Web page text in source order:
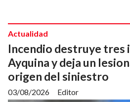
Incendio destruye tres
Ayquina y deja un
origen del siniestro
Editor
Actualidad
03/08/2026